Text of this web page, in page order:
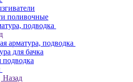
поливочные
подводка
арматура, подводка
для бачка
подводка
Назад